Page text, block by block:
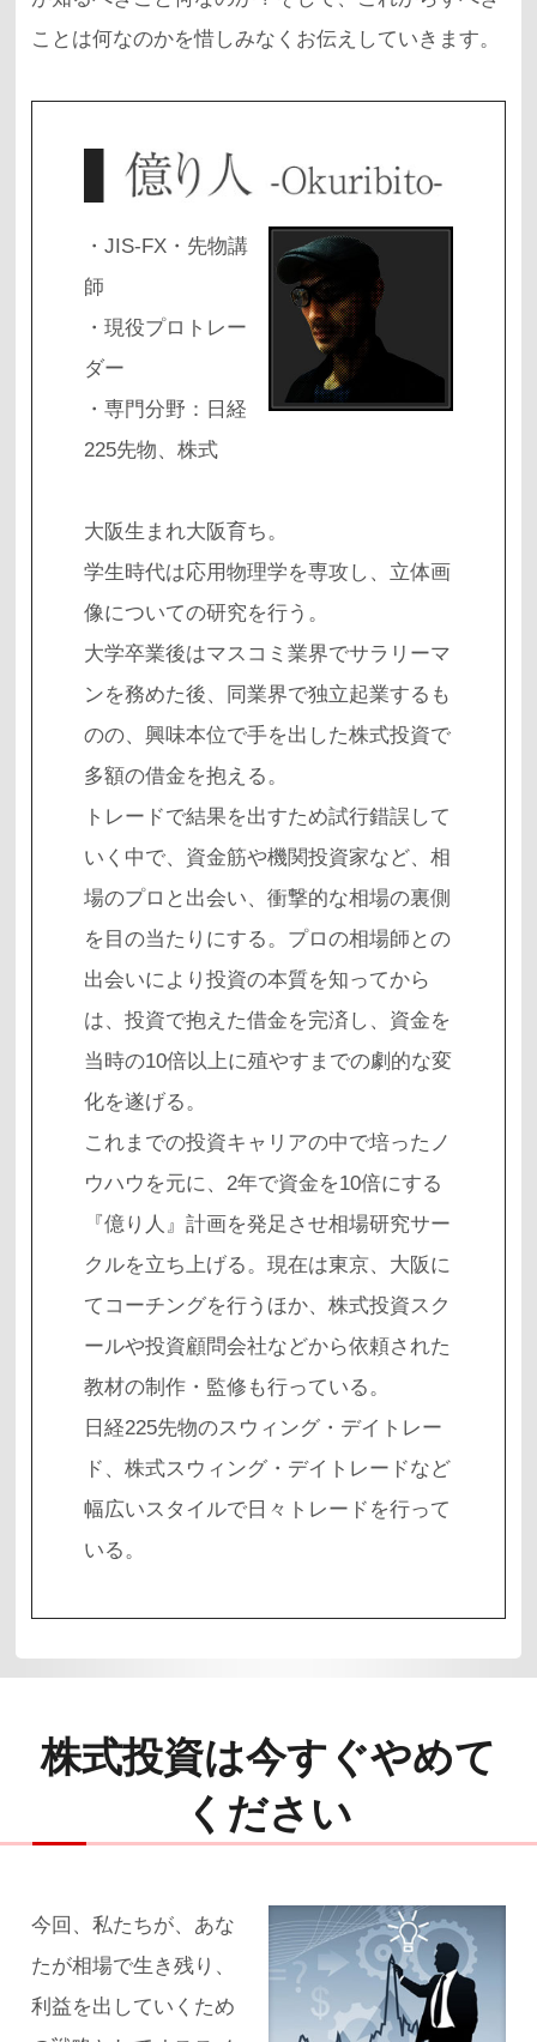
ことは何なのかを惜しみなくお伝えしていきます。
・JIS-FX・先物講
師
・現役プロトレー
ダー
・専門分野：日経
225先物、株式
大阪生まれ大阪育ち。
学生時代は応用物理学を専攻し、立体画
像についての研究を行う。
大学卒業後はマスコミ業界でサラリーマ
ンを務めた後、同業界で独立起業するも
のの、興味本位で手を出した株式投資で
多額の借金を抱える。
トレードで結果を出すため試行錯誤して
いく中で、資金筋や機関投資家など、相
場のプロと出会い、衝撃的な相場の裏側
を目の当たりにする。プロの相場師との
出会いにより投資の本質を知ってから
は、投資で抱えた借金を完済し、資金を
当時の10倍以上に殖やすまでの劇的な変
化を遂げる。
これまでの投資キャリアの中で培ったノ
ウハウを元に、2年で資金を10倍にする
『億り人』計画を発足させ相場研究サー
クルを立ち上げる。現在は東京、大阪に
てコーチングを行うほか、株式投資スク
ールや投資顧問会社などから依頼された
教材の制作・監修も行っている。
日経225先物のスウィング・デイトレー
ド、株式スウィング・デイトレードなど
幅広いスタイルで日々トレードを行って
株式投資は今すぐやめて
ください
今回、私たちが、あな
たが相場で生き残り、
利益を出していくため